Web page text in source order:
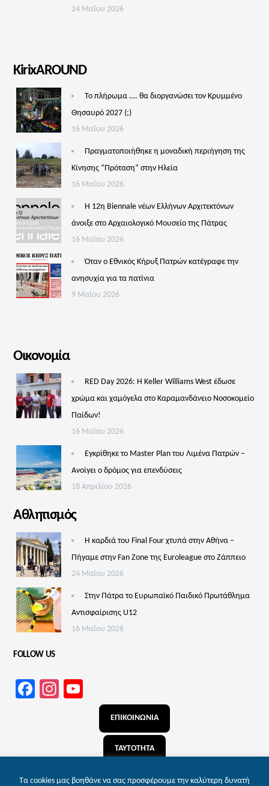
24 Μαΐου 2026
KirixAROUND
Το πλήρωμα …. θα διοργανώσει τον Κρυμμένο
Θησαυρό 2027 (;)
16 Μαΐου 2026
Πραγματοποιήθηκε η μοναδική περιήγηση της
Κίνησης “Πρόταση” στην Ηλεία
16 Μαΐου 2026
Η 12η Biennale νέων Ελλήνων Αρχιτεκτόνων
άνοιξε στο Αρχαιολογικό Μουσείο της Πάτρας
16 Μαΐου 2026
Όταν ο Εθνικός Κήρυξ Πατρών κατέγραφε την
ανησυχία για τα πατίνια
9 Μαΐου 2026
Οικονομία
RED Day 2026: Η Keller Williams West έδωσε
χρώμα και χαμόγελα στο Καραμανδάνειο Νοσοκομείο
Παίδων!
16 Μαΐου 2026
Εγκρίθηκε το Master Plan του Λιμένα Πατρών –
Aνοίγει ο δρόμος για επενδύσεις
18 Απριλίου 2026
Αθλητισμός
Η καρδιά του Final Four χτυπά στην Αθήνα –
Πήγαμε στην Fan Zone της Euroleague στο Ζάππειο
24 Μαΐου 2026
Στην Πάτρα το Ευρωπαϊκό Παιδικό Πρωτάθλημα
Αντισφαίρισης U12
16 Μαΐου 2026
FOLLOW US
Facebook
Instagram
Channel
ΕΠΙΚΟΙΝΩΝΙΑ
ΤΑΥΤΟΤΗΤΑ
Τα cookies μας βοηθάνε να σας προσφέρουμε την καλύτερη δυνατή